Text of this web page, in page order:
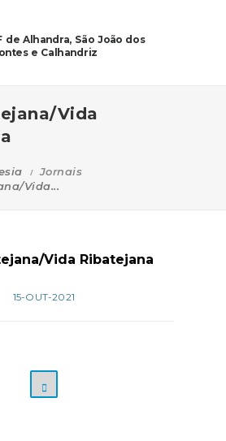
de Alhandra, São João dos
e Calhandriz
Vida
Jornais
Vida...
Vida Ribatejana
15-OUT-2021